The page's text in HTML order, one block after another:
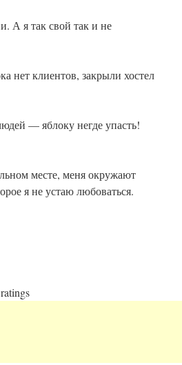
А я так свой так и не
нет клиентов, закрыли хостел
— яблоку негде упасть!
месте, меня окружают
я не устаю любоваться.
ratings